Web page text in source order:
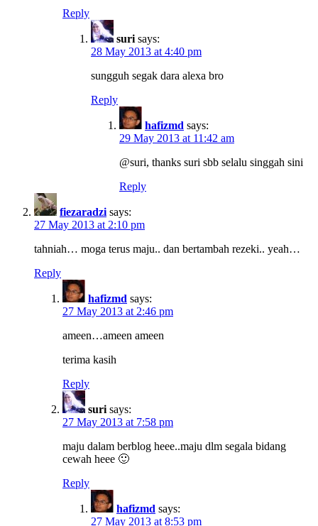
Reply
suri says:
28 May 2013 at 4:40 pm
sungguh segak dara alexa bro
Reply
hafizmd says:
29 May 2013 at 11:42 am
@suri, thanks suri sbb selalu singgah sini
Reply
fiezaradzi says:
27 May 2013 at 2:10 pm
tahniah… moga terus maju.. dan bertambah rezeki.. yeah…
Reply
hafizmd says:
27 May 2013 at 2:46 pm
ameen…ameen ameen
terima kasih
Reply
suri says:
27 May 2013 at 7:58 pm
maju dalam berblog heee..maju dlm segala bidang
cewah heee 🙂
Reply
hafizmd says:
27 May 2013 at 8:53 pm